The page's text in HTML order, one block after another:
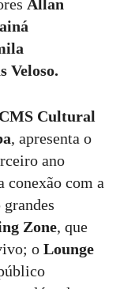
Allan
Veloso.
Cultural
, apresenta o
ano
conexão com a
Zone, que
o Lounge